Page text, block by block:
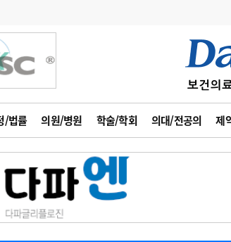
/법률 의원/병원 학술/학회 의대/전공의 제
금주의 검색어
1
의사인력 수급 추계
2
성분명 처방
3
AI의료
4
전공의 모집 결과
사고
수첩
피플
스
원 중소병원
인턴 모집
과 임기제 임상의사 채용